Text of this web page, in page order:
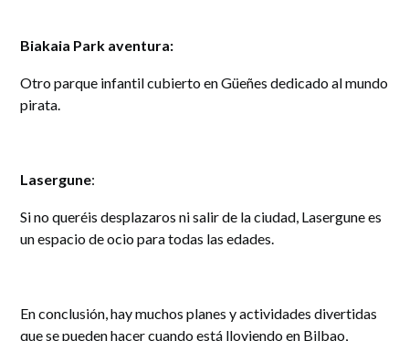
Biakaia Park aventura:
Otro parque infantil cubierto en Güeñes dedicado al mundo
pirata.
Lasergune:
Si no queréis desplazaros ni salir de la ciudad, Lasergune es
un espacio de ocio para todas las edades.
En conclusión, hay muchos planes y actividades divertidas
que se pueden hacer cuandoestá lloviendo en Bilbao,